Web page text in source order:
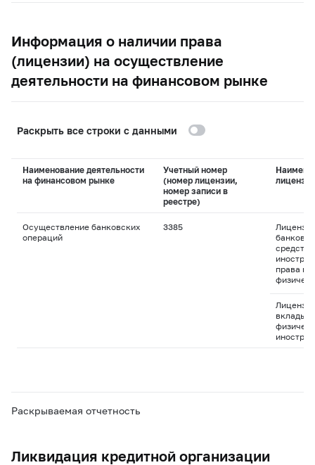
Информация о наличии права
(лицензии) на осуществление
деятельности на финансовом рынке
Раскрыть все строки с данными
Наименование деятельности
на финансовом рынке
Учетный номер
(номер лицензии,
номер записи в
реестре)
лицензии
Осуществление банковских
операций
3385
права
вклады
Раскрываемая отчетность
Ликвидация кредитной организации